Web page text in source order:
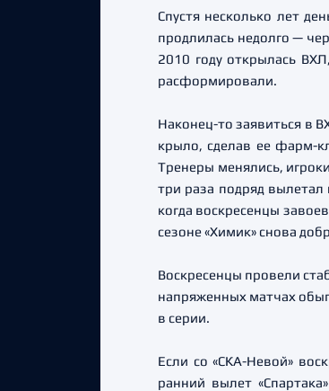
Спустя несколько лет
продлилась недолго —
2010 году открылась
расформировали.
Наконец-то заявиться в
крыло, сделав ее фарм-
Тренеры менялись,
три раза подряд
когда воскресенцы
сезоне «Химик» снова
Воскресенцы провели
напряженных матчах
в серии.
Если со «СКА-Невой»
ранний вылет